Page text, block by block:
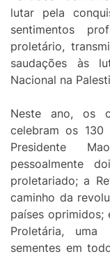
lutar pela
sentimentos
proletário,
saudações às
Nacional na
Neste ano, os
celebram os
Presidente
pessoalmente
proletariado; a
caminho da
países oprimidos;
Proletária,
sementes em